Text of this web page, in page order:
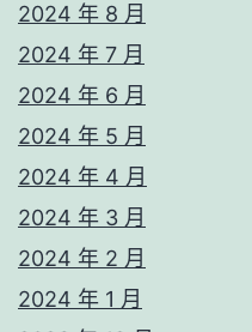
2024 年 8 月
2024 年 7 月
2024 年 6 月
2024 年 5 月
2024 年 4 月
2024 年 3 月
2024 年 2 月
2024 年 1 月